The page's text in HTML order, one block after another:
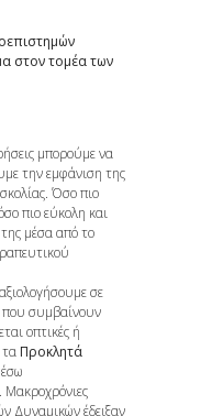
στον τομέα των
μπορούμε να
την εμφάνιση της
Όσο πιο
πιο εύκολη και
μέσα από το
σε
που συμβαίνουν
οπτικές ή
τα Προκλητά
Δυναμικών έδειξαν